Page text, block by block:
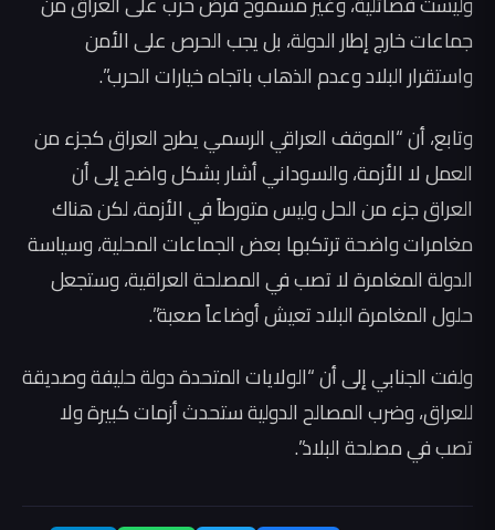
جماعات خارج إطار الدولة، بل يجب الحرص على الأمن
واستقرار البلاد وعدم الذهاب باتجاه خيارات الحرب”.
وتابع، أن “الموقف العراقي الرسمي يطرح العراق كجزء من
العمل لا الأزمة، والسوداني أشار بشكل واضح إلى أن
العراق جزء من الحل وليس متورطاً في الأزمة، لكن هناك
مغامرات واضحة ترتكبها بعض الجماعات المحلية، وسياسة
الدولة المغامرة لا تصب في المصلحة العراقية، وستجعل
حلول المغامرة البلاد تعيش أوضاعاً صعبة”.
ولفت الجنابي إلى أن “الولايات المتحدة دولة حليفة وصديقة
للعراق، وضرب المصالح الدولية ستحدث أزمات كبيرة ولا
تصب في مصلحة البلاد”.